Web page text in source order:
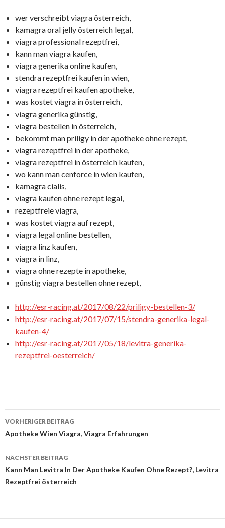
wer verschreibt viagra österreich,
kamagra oral jelly österreich legal,
viagra professional rezeptfrei,
kann man viagra kaufen,
viagra generika online kaufen,
stendra rezeptfrei kaufen in wien,
viagra rezeptfrei kaufen apotheke,
was kostet viagra in österreich,
viagra generika günstig,
viagra bestellen in österreich,
bekommt man priligy in der apotheke ohne rezept,
viagra rezeptfrei in der apotheke,
viagra rezeptfrei in österreich kaufen,
wo kann man cenforce in wien kaufen,
kamagra cialis,
viagra kaufen ohne rezept legal,
rezeptfreie viagra,
was kostet viagra auf rezept,
viagra legal online bestellen,
viagra linz kaufen,
viagra in linz,
viagra ohne rezepte in apotheke,
günstig viagra bestellen ohne rezept,
http://esr-racing.at/2017/08/22/priligy-bestellen-3/
http://esr-racing.at/2017/07/15/stendra-generika-legal-
kaufen-4/
http://esr-racing.at/2017/05/18/levitra-generika-
rezeptfrei-oesterreich/
Beitrags-
Navigation
VORHERIGER BEITRAG
Apotheke Wien Viagra, Viagra Erfahrungen
NÄCHSTER BEITRAG
Kann Man Levitra In Der Apotheke Kaufen Ohne Rezept?, Levitra
Rezeptfrei österreich